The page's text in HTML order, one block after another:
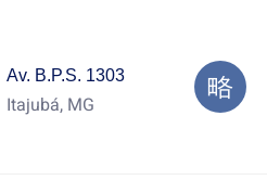
Av. B.P.S. 1303
Itajubá, MG